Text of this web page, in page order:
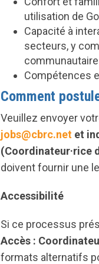
utilisation de
Capacité à
secteurs, y
Compétences
Comment
Veuillez envoyer
jobs@cbrc.net et
(Coordinateur·rice
doivent fournir une
Accessibilité
Si ce processus
Accès :
formats alternatifs